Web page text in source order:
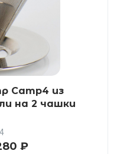
Camp4 из
на 2 чашки
₽